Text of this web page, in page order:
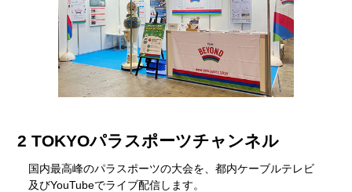
2 TOKYOパラスポーツチャンネル
国内最高峰のパラスポーツの大会を、都内ケーブルテレビ
及びYouTubeでライブ配信します。